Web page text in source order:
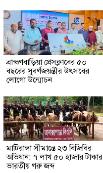
ব্রাহ্মণবাড়িয়া প্রেসক্লাবের ৫০
বছরের সুবর্ণজয়ন্তীর উৎসবের
লোগো উন্মোচন
মাটিরাঙ্গা সীমান্তে ২৩ বিজিবির
অভিযান: ৭ লাখ ৫০ হাজার টাকার
ভারতীয় গরু জব্দ